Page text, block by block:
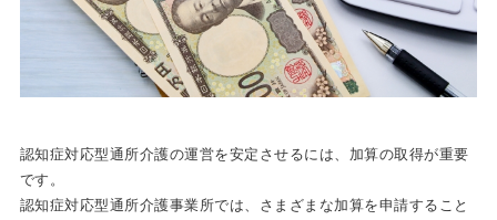
認知症対応型通所介護の運営を安定させるには、加算の取得が重要
です。
認知症対応型通所介護事業所では、さまざまな加算を申請すること